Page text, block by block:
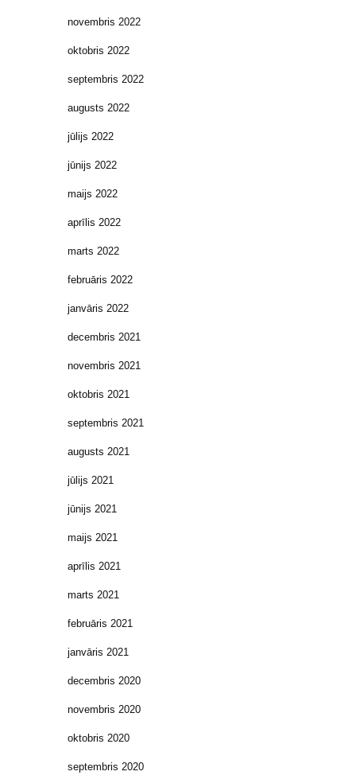
novembris 2022
oktobris 2022
septembris 2022
augusts 2022
jūlijs 2022
jūnijs 2022
maijs 2022
aprīlis 2022
marts 2022
februāris 2022
janvāris 2022
decembris 2021
novembris 2021
oktobris 2021
septembris 2021
augusts 2021
jūlijs 2021
jūnijs 2021
maijs 2021
aprīlis 2021
marts 2021
februāris 2021
janvāris 2021
decembris 2020
novembris 2020
oktobris 2020
septembris 2020